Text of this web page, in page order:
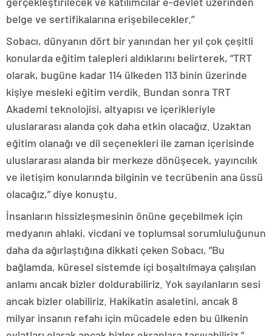
belge ve sertifikalarına erişebilecekler.”
Sobacı, dünyanın dört bir yanından her yıl çok çeşitli
konularda eğitim talepleri aldıklarını belirterek, “TRT
olarak, bugüne kadar 114 ülkeden 113 binin üzerinde
kişiye mesleki eğitim verdik. Bundan sonra TRT
Akademi teknolojisi, altyapısı ve içerikleriyle
uluslararası alanda çok daha etkin olacağız. Uzaktan
eğitim olanağı ve dil seçenekleri ile zaman içerisinde
uluslararası alanda bir merkeze dönüşecek, yayıncılık
ve iletişim konularında bilginin ve tecrübenin ana üssü
olacağız,” diye konuştu.
İnsanların hissizleşmesinin önüne geçebilmek için
medyanın ahlaki, vicdani ve toplumsal sorumluluğunun
daha da ağırlaştığına dikkati çeken Sobacı, ”Bu
bağlamda, küresel sistemde içi boşaltılmaya çalışılan
anlamı ancak bizler doldurabiliriz. Yok sayılanların sesi
ancak bizler olabiliriz. Hakikatin asaletini, ancak 8
milyar insanın refahı için mücadele eden bu ülkenin